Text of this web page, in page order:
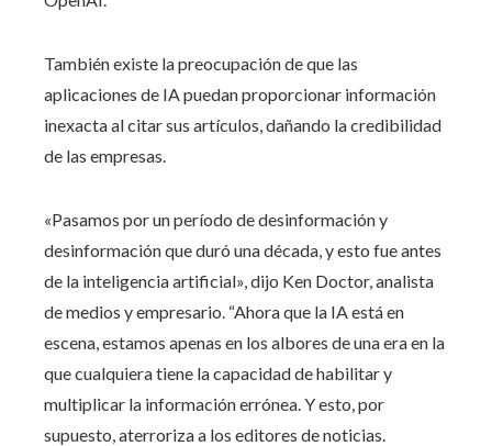
También existe la preocupación de que las
aplicaciones de IA puedan proporcionar información
inexacta al citar sus artículos, dañando la credibilidad
de las empresas.
«Pasamos por un período de desinformación y
desinformación que duró una década, y esto fue antes
de la inteligencia artificial», dijo Ken Doctor, analista
de medios y empresario. “Ahora que la IA está en
escena, estamos apenas en los albores de una era en la
que cualquiera tiene la capacidad de habilitar y
multiplicar la información errónea. Y esto, por
supuesto, aterroriza a los editores de noticias.